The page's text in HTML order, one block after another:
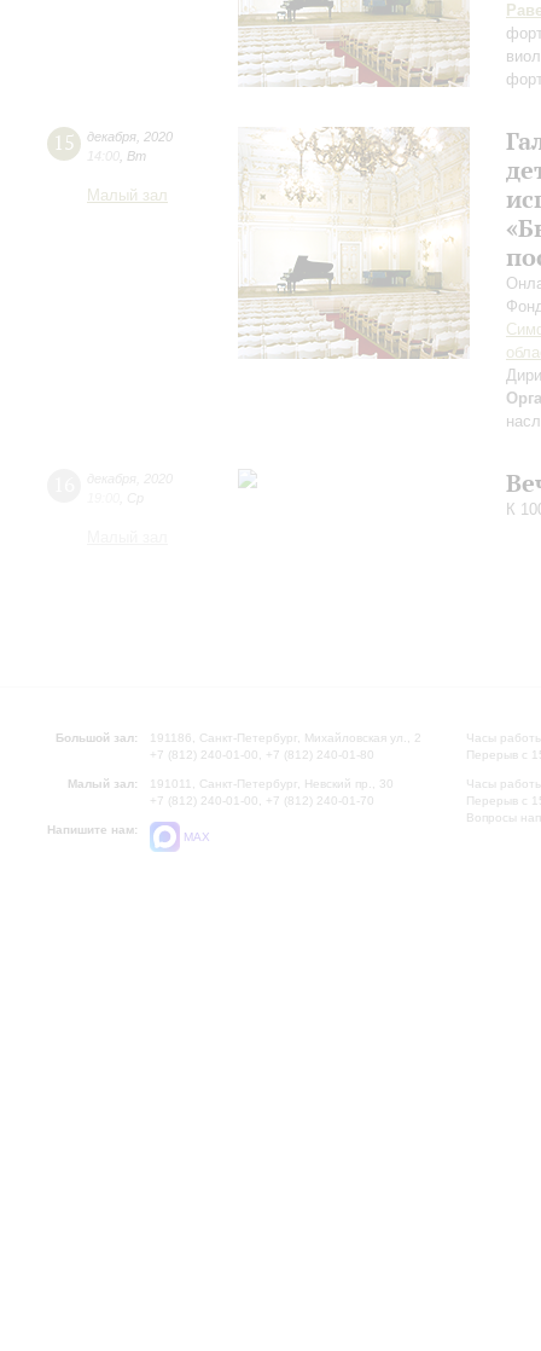
15 декабря 2020
14:00 Вт
Малый зал
К
Большой зал:
191186, Санкт-Петербург, Михайловская ул., 2
+7 (812) 240-01-00, +7 (812) 240-01-80
Малый зал:
191011, Санкт-Петербург, Невский пр., 30
+7 (812) 240-01-00, +7 (812) 240-01-70
Напишите нам:
MAX
Часы
Перерыв с
Часы
Перерыв с
Вопросы